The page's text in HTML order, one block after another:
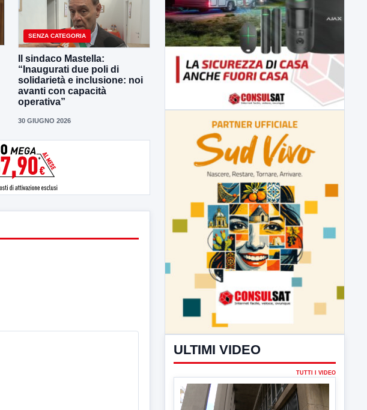
SENZA CATEGORIA
Il sindaco Mastella:
“Inaugurati due poli di
solidarietà e inclusione: noi
avanti con capacità
operativa”
30 GIUGNO 2026
ULTIMI VIDEO